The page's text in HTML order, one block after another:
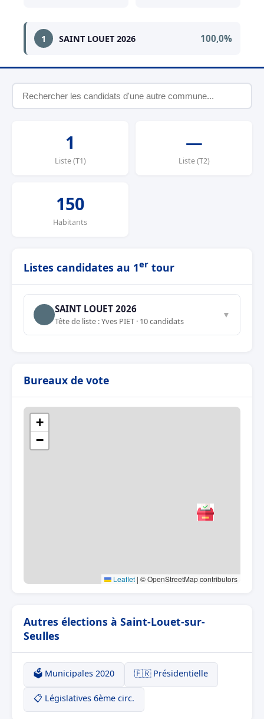
1 SAINT LOUET 2026 100,0%
1
Liste (T1)
—
Liste (T2)
150
Habitants
Listes candidates au 1er tour
SAINT LOUET 2026
Tête de liste : Yves PIET · 10 candidats
▼
Bureaux de vote
+
−
Leaflet | © OpenStreetMap contributors
Autres élections à Saint-Louet-sur-
Seulles
🗳️ Municipales 2020 🇫🇷 Présidentielle
📋 Législatives 6ème circ.